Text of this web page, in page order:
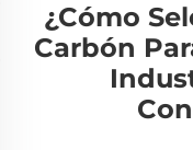
¿Cómo
Carbón